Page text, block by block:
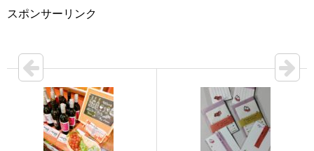
スポンサーリンク